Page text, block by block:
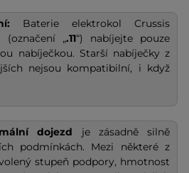
Baterie elektrokol Crussis
(označení „.11“) nabíjejte pouze
nabíječkou. Starší nabíječky z
nejsou kompatibilní, i když
dojezd je zásadně silně
podmínkách. Mezi některé z
stupeň podpory, hmotnost